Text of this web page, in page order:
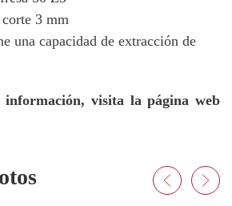
3 mm
una capacidad de extracción de
información, visita la página web